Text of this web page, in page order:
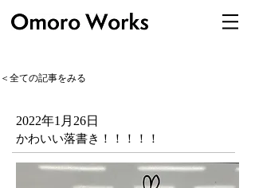
＜全ての記事をみる
2022年1月26日
かわいい落書き！！！！！